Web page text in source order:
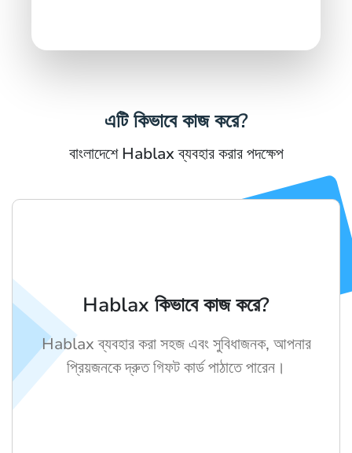
এটি কিভাবে কাজ করে?
বাংলাদেশে Hablax ব্যবহার করার পদক্ষেপ
Hablax কিভাবে কাজ করে?
Hablax ব্যবহার করা সহজ এবং সুবিধাজনক, আপনার
প্রিয়জনকে দ্রুত গিফট কার্ড পাঠাতে পারেন।